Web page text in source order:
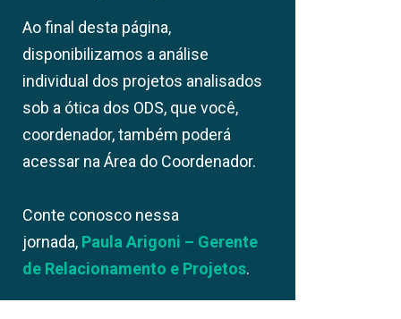
Ao final desta página,
disponibilizamos a análise
individual dos projetos analisados
sob a ótica dos ODS, que você,
coordenador, também poderá
acessar na Área do Coordenador.
Conte conosco nessa
jornada, Paula Arigoni – Gerente
de Relacionamento e Projetos.